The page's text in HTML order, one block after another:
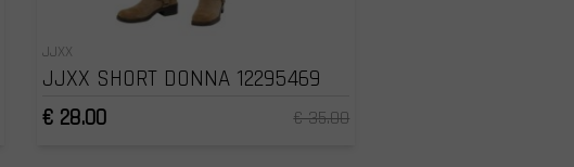
JJXX
JJXX SHORT DONNA 12295469
€ 28.00
€ 35.00